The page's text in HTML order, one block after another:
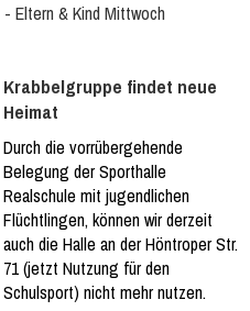
- Eltern & Kind Mittwoch
Krabbelgruppe findet neue
Heimat
Durch die vorrübergehende
Belegung der Sporthalle
Realschule mit jugendlichen
Flüchtlingen, können wir derzeit
auch die Halle an der Höntroper Str.
71 (jetzt Nutzung für den
Schulsport) nicht mehr nutzen.